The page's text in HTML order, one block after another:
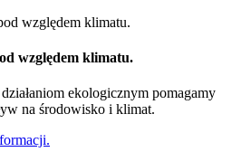
względem klimatu.
ekologicznym pomagamy
na środowisko i klimat.